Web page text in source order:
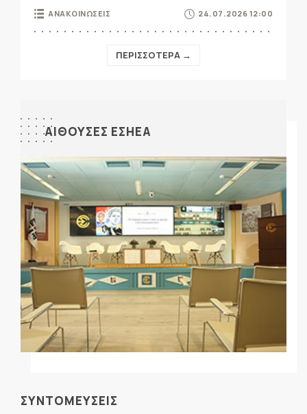
ΑΝΑΚΟΙΝΩΣΕΙΣ 24.07.2026 12:00
ΠΕΡΙΣΣΟΤΕΡΑ →
ΑΙΘΟΥΣΕΣ ΕΣΗΕΑ
ΣΥΝΤΟΜΕΥΣΕΙΣ